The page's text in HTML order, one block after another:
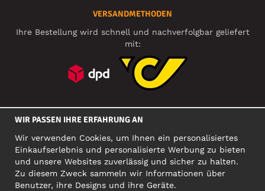
VERSANDMETHODEN
Ihre Bestellung wird schnell und nachverfolgbar geliefert
mit:
SOZIALE MEDIEN
FIRMA
Motley Denim Europe OÜ
Narva mnt 5, EE-10117 Tallinn
WIR PASSEN IHRE ERFAHRUNG AN
Wir verwenden Cookies, um Ihnen ein personalisiertes
Einkaufserlebnis und personalisierte Werbung zu bieten
und unsere Websites zuverlässig und sicher zu halten.
Zu diesem Zweck sammeln wir Informationen über
Benutzer, ihre Designs und ihre Geräte.